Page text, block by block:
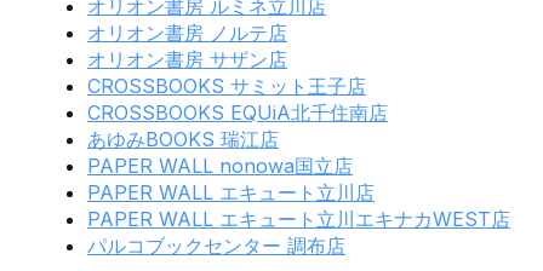
オリオン書房 ルミネ立川店
オリオン書房 ノルテ店
オリオン書房 サザン店
CROSSBOOKS サミット王子店
CROSSBOOKS EQUiA北千住南店
あゆみBOOKS 瑞江店
PAPER WALL nonowa国立店
PAPER WALL エキュート立川店
PAPER WALL エキュート立川エキナカWEST店
パルコブックセンター 調布店